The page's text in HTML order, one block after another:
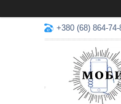
+380 (68) 864-74-